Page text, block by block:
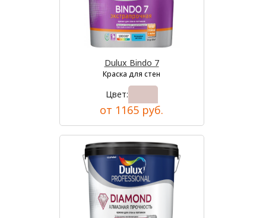
Dulux Bindo 7
Краска для стен
Цвет:
от 1165 руб.